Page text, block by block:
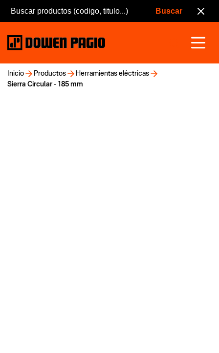
Inicio Productos
Herramientas eléctricas
Sierra Circular - 185 mm